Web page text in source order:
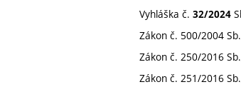
Vyhláška č. 32/2024
Zákon č. 500/2004
Zákon č. 250/2016
Zákon č. 251/2016